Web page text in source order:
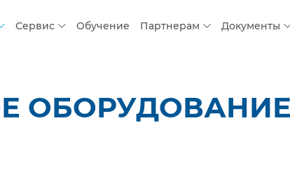
Сервис Обучение Партнерам Документы
ОБОРУДОВАНИЕ